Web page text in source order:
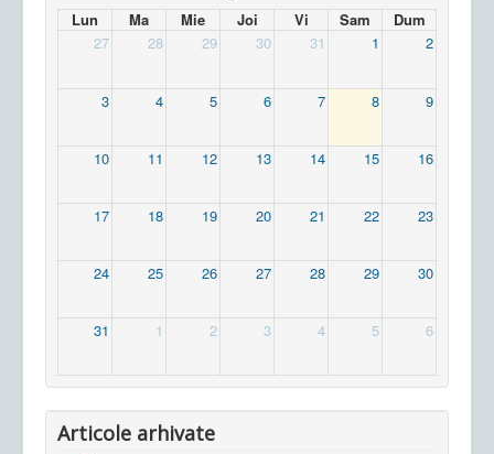
Lun Ma Mie Joi Vi Sam
Dum
27
28 29 30 31 1 2
3 4 5 6 7 8 9
10 11 12 13 14 15 16
17 18 19 20 21 22 23
24 25 26 27 28 29 30
31 1 2 3 4 5 6
Articole arhivate